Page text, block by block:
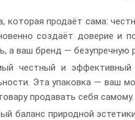
которая продаёт сама:
создаёт доверие и
а ваш бренд — безупречную
честный и эффективный
Эта упаковка — ваш
продавать себя самому.
баланс природной